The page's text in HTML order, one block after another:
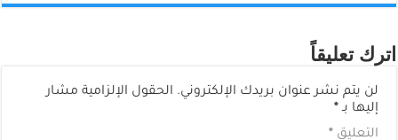
اترك تعليقاً
لن يتم نشر عنوان بريدك الإلكتروني. الحقول الإلزامية مشار
إليها بـ*
التعليق*